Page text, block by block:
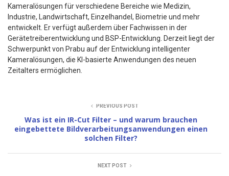
Kameralösungen für verschiedene Bereiche wie Medizin,
Industrie, Landwirtschaft, Einzelhandel, Biometrie und mehr
entwickelt. Er verfügt außerdem über Fachwissen in der
Gerätetreiberentwicklung und BSP-Entwicklung. Derzeit liegt der
Schwerpunkt von Prabu auf der Entwicklung intelligenter
Kameralösungen, die KI-basierte Anwendungen des neuen
Zeitalters ermöglichen.
PREVIOUS POST
Was ist ein IR-Cut Filter – und warum brauchen
eingebettete Bildverarbeitungsanwendungen einen
solchen Filter?
NEXT POST